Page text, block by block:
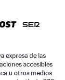
expresa de las
accesibles
u otros medios